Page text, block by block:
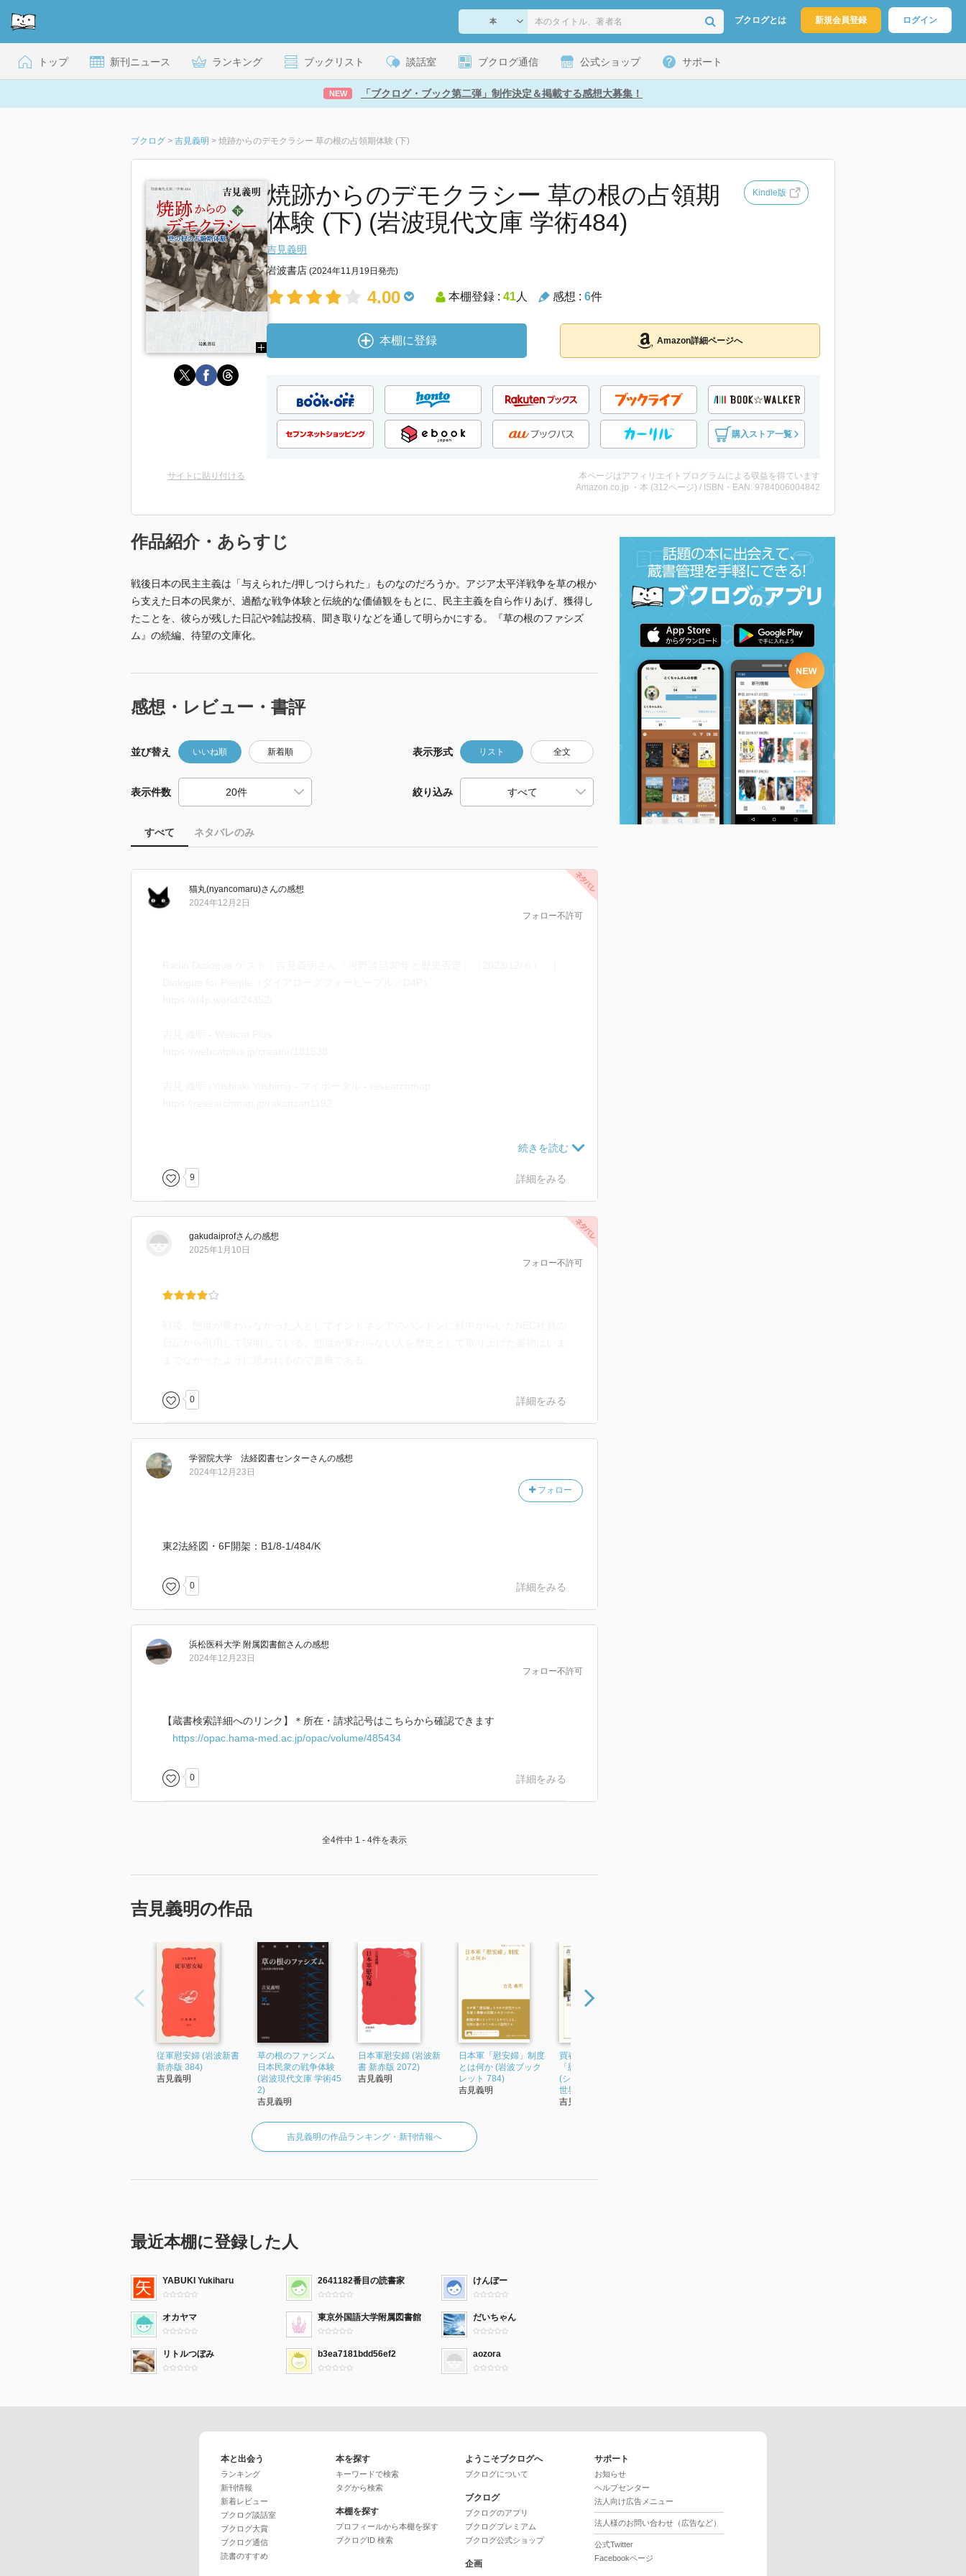
ブクログとは 新規会員登録 ログイン
トップ 新刊ニュース ランキング ブックリスト 談話室 ブクログ通信 公式ショップ サポート
NEW 「ブクログ・ブック第二弾」制作決定＆掲載する感想大募集！
ブクログ > 吉見義明 > 焼跡からのデモクラシー 草の根の占領期体験 (下)
焼跡からのデモクラシー 草の根の占領期
体験 (下) (岩波現代文庫 学術484)
Kindle版
吉見義明
岩波書店 (2024年11月19日発売)
4.00 本棚登録 : 41人 感想 : 6件
本棚に登録 Amazon詳細ページへ
購入ストア一覧
サイトに貼り付ける
本ページはアフィリエイトプログラムによる収益を得ています
Amazon.co.jp ・本 (312ページ) / ISBN・EAN: 9784006004842
作品紹介・あらすじ
戦後日本の民主主義は「与えられた/押しつけられた」ものなのだろうか。アジア太平洋戦争を草の根か
ら支えた日本の民衆が、過酷な戦争体験と伝統的な価値観をもとに、民主主義を自ら作りあげ、獲得し
たことを、彼らが残した日記や雑誌投稿、聞き取りなどを通して明らかにする。『草の根のファシズ
ム』の続編、待望の文庫化。
感想・レビュー・書評
並び替え いいね順 新着順 表示形式 リスト 全文
表示件数 絞り込み
すべて ネタバレのみ
猫丸(nyancomaru)さんの感想
フォロー不許可
2024年12月2日
(岩波現代全書)
https://www.iwanami.co.jp/book/b223896.html
9 詳細をみる
gakudaiprofさんの感想
フォロー不許可
2025年1月10日
0 詳細をみる
学習院大学 法経図書センターさんの感想
フォロー
2024年12月23日
東2法経図・6F開架：B1/8-1/484/K
0 詳細をみる
浜松医科大学 附属図書館さんの感想
フォロー不許可
2024年12月23日
【蔵書検索詳細へのリンク】＊所在・請求記号はこちらから確認できます
https://opac.hama-med.ac.jp/opac/volume/485434
0 詳細をみる
全4件中 1 - 4件を表示
吉見義明の作品
従軍慰安婦 (岩波新書
新赤版 384)
吉見義明
草の根のファシズム
日本民衆の戦争体験
(岩波現代文庫 学術45
2)
吉見義明
日本軍慰安婦 (岩波新
書 新赤版 2072)
吉見義明
日本軍「慰安婦」制度
とは何か (岩波ブック
レット 784)
吉見義明
買春する帝国 日本軍
「慰安婦」問題の基底
(シリーズ 日本の中の
世界史)
吉見義明
吉見義明の作品ランキング・新刊情報へ
最近本棚に登録した人
YABUKI Yukiharu 2641182番目の読書家 けんぼー
オカヤマ 東京外国語大学附属図書館 だいちゃん
リトルつぼみ b3ea7181bdd56ef2 aozora
本と出会う
ランキング
新刊情報
新着レビュー
ブクログ談話室
ブクログ大賞
ブクログ通信
読書のすすめ
本を探す
キーワードで検索
タグから検索
本棚を探す
プロフィールから本棚を探す
ブクログID 検索
ようこそブクログへ
ブクログについて
ブクログ
ブクログのアプリ
ブクログプレミアム
ブクログ公式ショップ
企画
サポート
お知らせ
ヘルプセンター
法人向け広告メニュー
法人様のお問い合わせ（広告など）
公式Twitter
Facebookページ